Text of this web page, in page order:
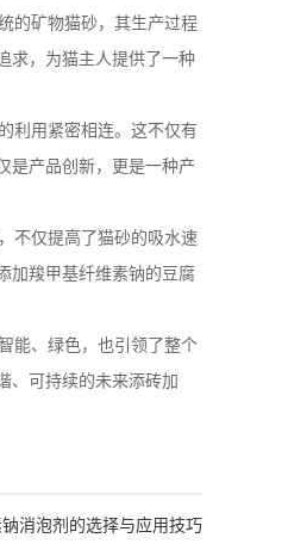
的矿物猫砂，其生产过程
求，为猫主人提供了一种
利用紧密相连。这不仅有
是产品创新，更是一种产
不仅提高了猫砂的吸水速
加羧甲基纤维素钠的豆腐
能、绿色，也引领了整个
、可持续的未来添砖加
消泡剂的选择与应用技巧